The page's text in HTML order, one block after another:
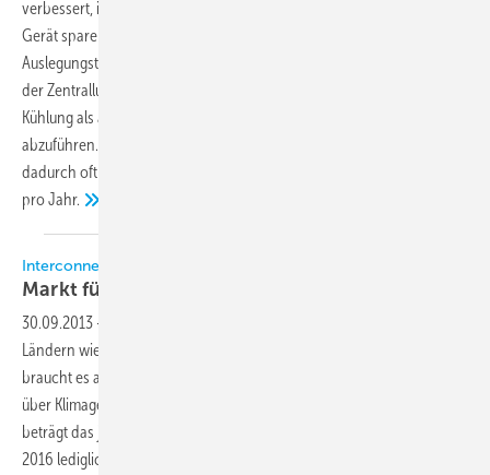
verbessert, ist nun kompakter und benötigt weniger Energie. Mit dem
Gerät sparen Rechenzentrumsbetreiber je nach
Auslegungstemperaturen bis zu 70 Prozent Kühlenergie, denn das auf
der Zentralluftgeräteserie Cair basierende Gerät nutzt sowohl die freie
Kühlung als auch die indirekte adiabate Kühlung, um Wärme
abzuführen. Der Einsatz einer Kältekompressionsmaschine wird
dadurch oft entbehrlich oder beschränkt sich auf wenige Stunden
proJahr.
Interconnection Consulting-Studie
Markt für Klimageräte verzeichnet
30.09.2013 -
Ländern wie Spanien oder Italien der Bausektor weiter am Boden ist,
braucht es auch wenig neue Klimageräte. Laut einer aktuellen Studie
über Klimageräte im Nicht-Wohnbau von Interconnection Consulting
beträgt das jährliche Durchschnittswachstum im Zeitraum 2012 bis
2016 lediglich 0,3 Prozent in Menge. Auch die Umsatzentwicklung